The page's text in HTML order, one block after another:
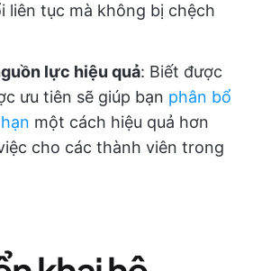
liên tục mà không bị chệch
lực hiệu quả: Biết được
ưu tiên sẽ giúp bạn phân bổ
một cách hiệu quả hơn
cho các thành viên trong